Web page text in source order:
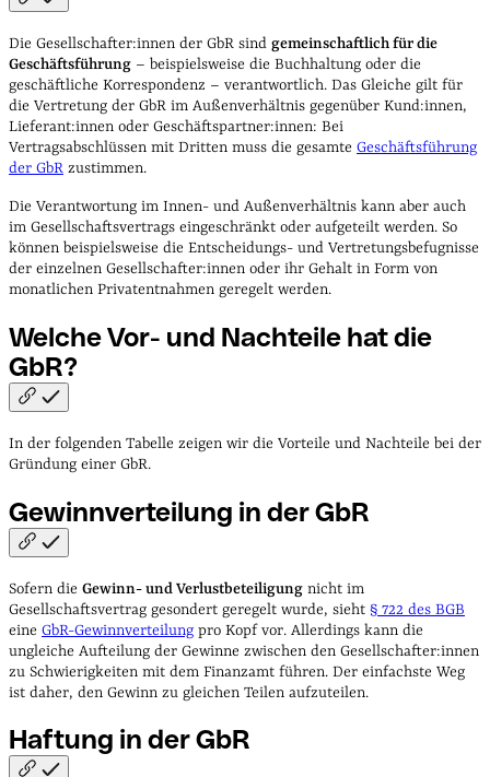
Die Gesellschafter:innen der GbR sind gemeinschaftlich für die
Geschäftsführung – beispielsweise die Buchhaltung oder die
geschäftliche Korrespondenz – verantwortlich. Das Gleiche gilt für
die Vertretung der GbR im Außenverhältnis gegenüber Kund:innen,
Lieferant:innen oder Geschäftspartner:innen: Bei
Vertragsabschlüssen mit Dritten muss die gesamte Geschäftsführung
der GbR zustimmen.
Die Verantwortung im Innen- und Außenverhältnis kann aber auch
im Gesellschaftsvertrags eingeschränkt oder aufgeteilt werden. So
können beispielsweise die Entscheidungs- und Vertretungsbefugnisse
der einzelnen Gesellschafter:innen oder ihr Gehalt in Form von
monatlichen Privatentnahmen geregelt werden.
Welche Vor- und Nachteile hat die
GbR?
In der folgenden Tabelle zeigen wir die Vorteile und Nachteile bei der
Gründung einer GbR.
Gewinnverteilung in derGbR
Sofern die Gewinn- und Verlustbeteiligung nicht im
Gesellschaftsvertrag gesondert geregelt wurde, sieht § 722 des BGB
eine GbR-Gewinnverteilung pro Kopf vor. Allerdings kann die
ungleiche Aufteilung der Gewinne zwischen den Gesellschafter:innen
zu Schwierigkeiten mit dem Finanzamt führen. Der einfachste Weg
ist daher, den Gewinn zu gleichen Teilen aufzuteilen.
Haftung in derGbR